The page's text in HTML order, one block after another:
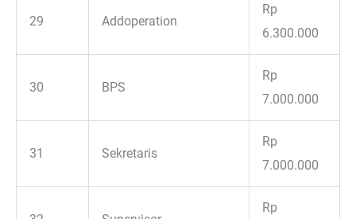
29 Addoperation
Rp
6.300.000
30 BPS
Rp
7.000.000
31 Sekretaris
Rp
7.000.000
Rp